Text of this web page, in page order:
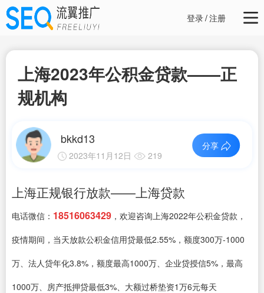
登录/注册
上海2023年公积金贷款——正
规机构
bkkd13
2023年11月12日 219
分享
上海正规银行放款——上海贷款
电话微信： 18516063429 ，欢迎咨询上海2022年公积金贷款，
疫情期间，当天放款公积金信用贷最低2.55%，额度300万-1000
万、法人贷年化3.8%，额度最高1000万、企业贷授信5%，最高
1000万、房产抵押贷最低3%、大额过桥垫资1万6元每天